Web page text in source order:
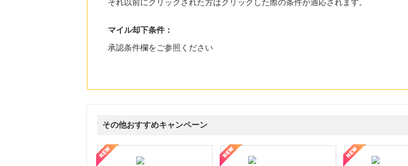
それ以前にクリックされた方はクリックした際の条件が適応されます。
マイル却下条件：
承認条件欄をご参照ください
その他おすすめキャンペーン
【LOJEL公式サイト】スーツケース・バッグ
【ロデオドライブ】創業70年の信頼と高価買取を実現！ブランド品・貴金属の無料査定